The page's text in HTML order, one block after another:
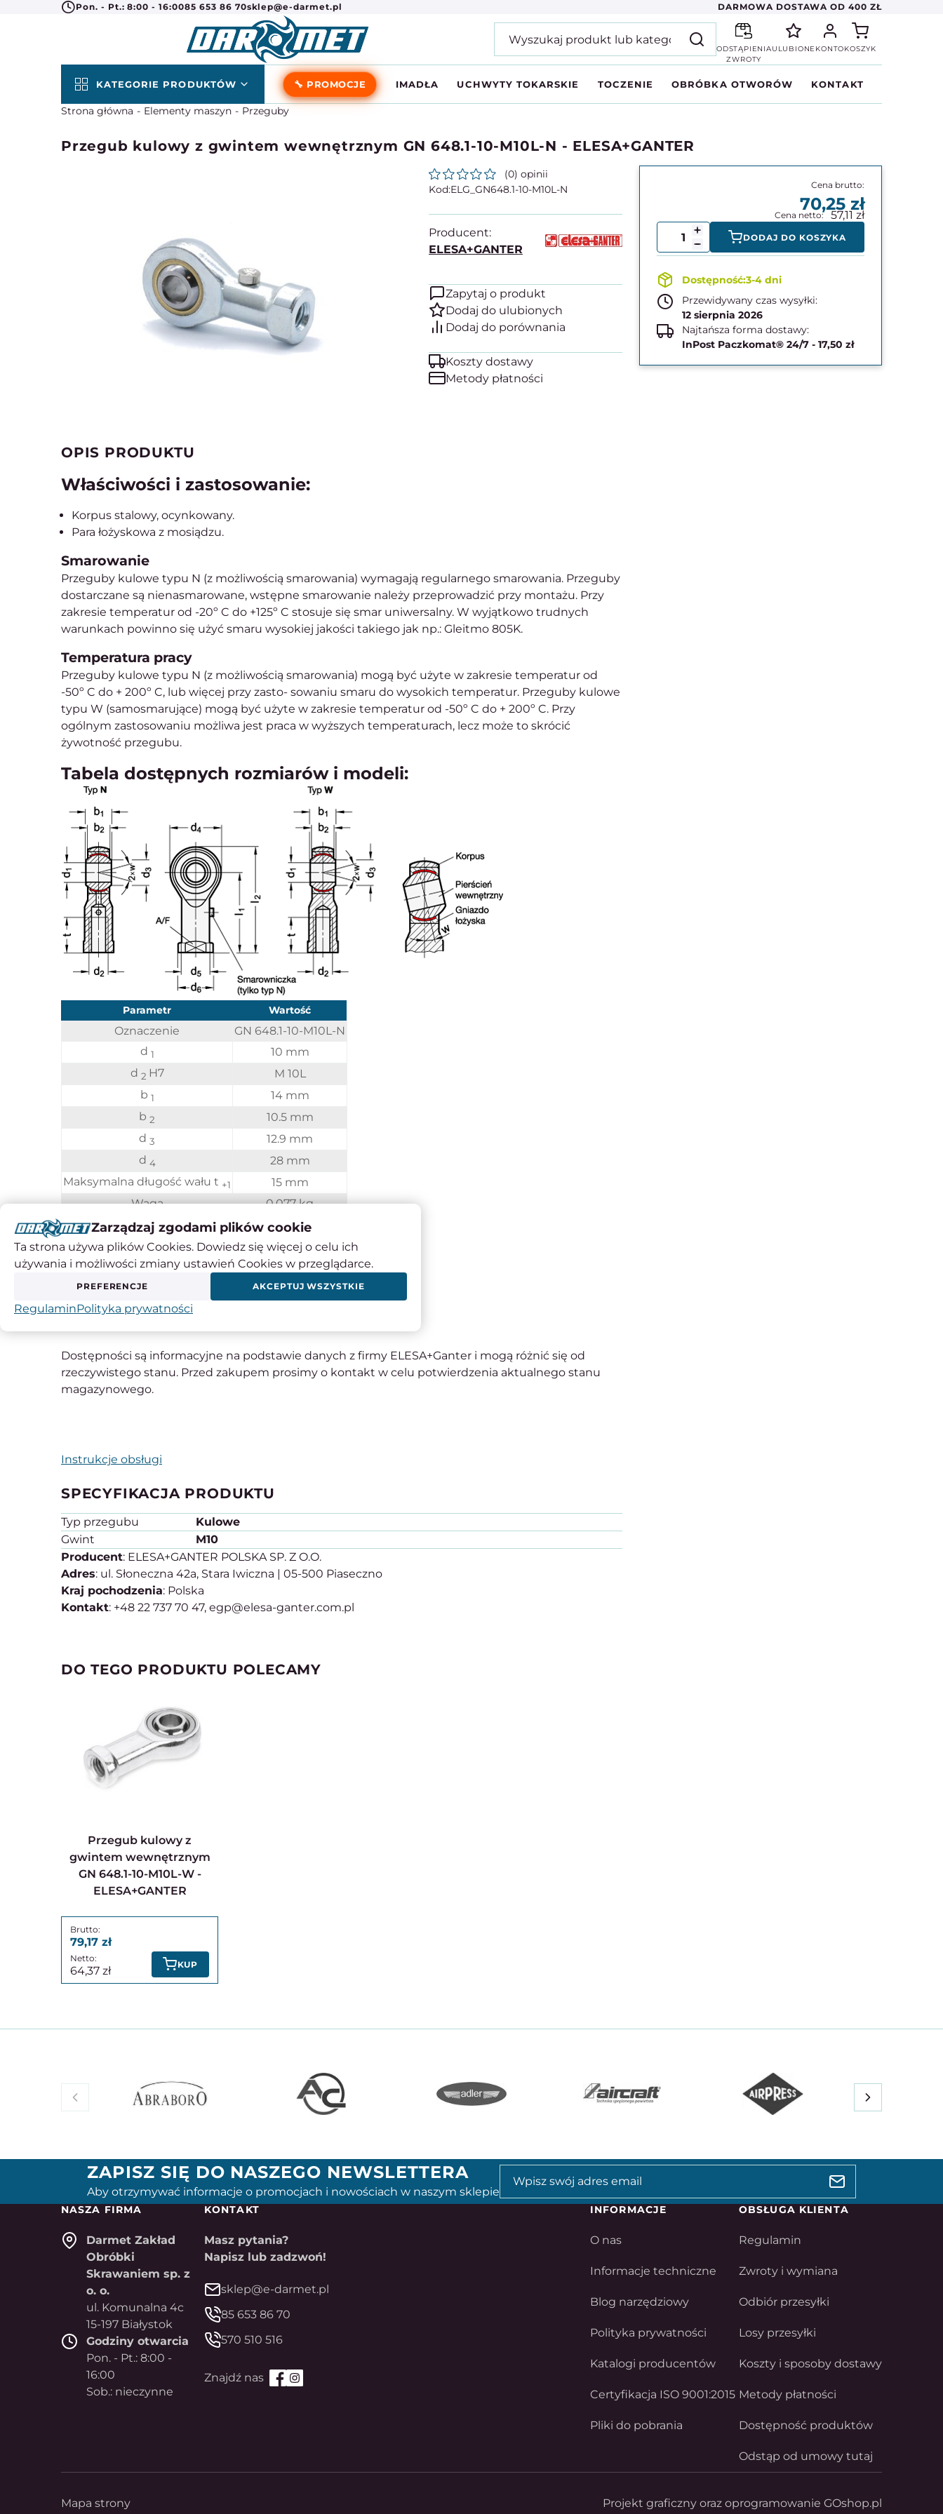
Pon. - Pt.: 8:00 - 16:0085 653 86 70sklep@e-darmet.pl DARMOWA DOSTAWA OD 400 ZŁ
ODSTĄPIENIA
ZWROTY
ULUBIONE KONTOKOSZYK
KATEGORIE PRODUKTÓW 🔧 PROMOCJE IMADŁA UCHWYTY TOKARSKIE TOCZENIE OBRÓBKA OTWORÓW KONTAKT
Strona główna Elementy maszyn Przeguby
Przegub kulowy z gwintem wewnętrznym GN 648.1-10-M10L-N - ELESA+GANTER
(0) opinii
ELG_GN648.1-10-M10L-N
Producent:
ELESA+GANTER
Zapytaj o produkt
Koszty dostawy
Metody płatności
70,25
57,11
DODAJ DO KOSZYKA
3-4 dni
Przewidywany czas wysyłki:
12 sierpnia 2026
Najtańsza forma dostawy:
InPost Paczkomat® 24/7 - 17,50 zł
OPIS PRODUKTU
Właściwości i zastosowanie:
Korpus stalowy, ocynkowany.
Para łożyskowa z mosiądzu.
Smarowanie
Przeguby kulowe typu N (z możliwością smarowania) wymagają regularnego smarowania. Przeguby
dostarczane są nienasmarowane, wstępne smarowanie należy przeprowadzić przy montażu. Przy
zakresie temperatur od -20º C do +125º C stosuje się smar uniwersalny. W wyjątkowo trudnych
warunkach powinno się użyć smaru wysokiej jakości takiego jak np.: Gleitmo 805K.
Temperatura pracy
Przeguby kulowe typu N (z możliwością smarowania) mogą być użyte w zakresie temperatur od
-50º C do + 200º C, lub więcej przy zasto- sowaniu smaru do wysokich temperatur. Przeguby kulowe
typu W (samosmarujące) mogą być użyte w zakresie temperatur od -50º C do + 200º C. Przy
ogólnym zastosowaniu możliwa jest praca w wyższych temperaturach, lecz może to skrócić
żywotność przegubu.
Tabela dostępnych rozmiarów i modeli:
Parametr Wartość
Oznaczenie
GN 648.1-10-M10L-N
d 1
10 mm
d 2 H7
M 10L
b 1
14 mm
b 2
10.5 mm
d 3
12.9 mm
d 4
28 mm
Maksymalna długość wału t +1
15 mm
Waga
0,077 kg
** dostępne tylko w wykonaniu typ W |
*** Cetop
: mosiądz-CuZn40AI1 / stal, możliwość smarowania
Typ W: stal-PTFE / stal, samosmarowna
Dostępności są informacyjne na podstawie danych z firmy ELESA+Ganter i mogą różnić się od
rzeczywistego stanu. Przed zakupem prosimy o kontakt w celu potwierdzenia aktualnego stanu
magazynowego.
Instrukcje obsługi
SPECYFIKACJA PRODUKTU
Typ przegubu
Kulowe
Gwint
M10
Producent: ELESA+GANTER POLSKA SP. Z O.O.
Adres: ul. Słoneczna 42a, Stara Iwiczna | 05-500 Piaseczno
Kraj pochodzenia: Polska
Kontakt: +48 22 737 70 47, egp@elesa-ganter.com.pl
DO TEGO PRODUKTU POLECAMY
Przegub kulowy z
gwintem wewnętrznym
GN 648.1-10-M10L-W -
ELESA+GANTER
79,17
64,37 KUP
ZAPISZ SIĘ DO NASZEGO NEWSLETTERA
Aby otrzymywać informacje o promocjach i nowościach w naszym sklepie
NASZA FIRMA
Darmet Zakład
Obróbki
Skrawaniem sp. z
o. o.
ul. Komunalna 4c
15-197 Białystok
Godziny otwarcia
Pon. - Pt.: 8:00 -
16:00
Sob.: nieczynne
KONTAKT
Masz pytania?
Napisz lub zadzwoń!
sklep@e-darmet.pl
85 653 86 70
570 510 516
INFORMACJE
O nas
Informacje techniczne
Blog narzędziowy
Polityka prywatności
Katalogi producentów
Certyfikacja ISO 9001:2015
Pliki do pobrania
OBSŁUGA KLIENTA
Regulamin
Zwroty i wymiana
Odbiór przesyłki
Losy przesyłki
Koszty i sposoby dostawy
Metody płatności
Dostępność produktów
Odstąp od umowy tutaj
Mapa strony Projekt graficzny oraz oprogramowanie GOshop.pl
Zarządzaj zgodami plików cookie
Ta strona używa plików Cookies. Dowiedz się więcej o celu ich
używania i możliwości zmiany ustawień Cookies w przeglądarce.
PREFERENCJE AKCEPTUJ WSZYSTKIE
RegulaminPolityka prywatności